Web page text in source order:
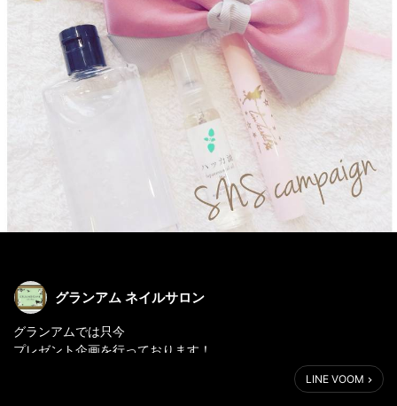
グランアム ネイルサロン
グランアムでは只今
プレゼント企画を行っております！
LINE VOOM